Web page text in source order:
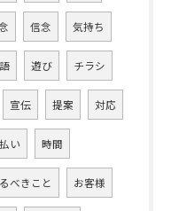
信念 気持ち
遊び チラシ
宣伝 提案 対応
い 時間
べきこと お客様